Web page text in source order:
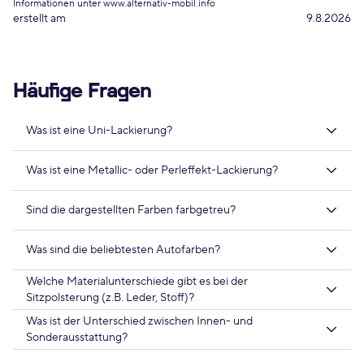
Informationen unter www.alternativ-mobil.info
erstellt am 9.8.2026
Häufige Fragen
Was ist eine Uni-Lackierung?
Was ist eine Metallic- oder Perleffekt-Lackierung?
Sind die dargestellten Farben farbgetreu?
Was sind die beliebtesten Autofarben?
Welche Materialunterschiede gibt es bei der
Sitzpolsterung (z.B. Leder, Stoff)?
Was ist der Unterschied zwischen Innen- und
Sonderausstattung?